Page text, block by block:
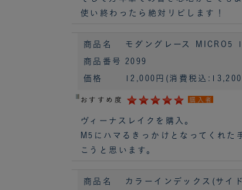
使い終わったら絶対リピします！
商品名 モダングレース MICRO5
商品番号 2099
価格 12,000円 (消費税込
おすすめ度 購入者
ヴィーナスレイクを購入。
M5にハマるきっかけとなってくれた
こうと思います。
商品名 カラーインデックス(サイ